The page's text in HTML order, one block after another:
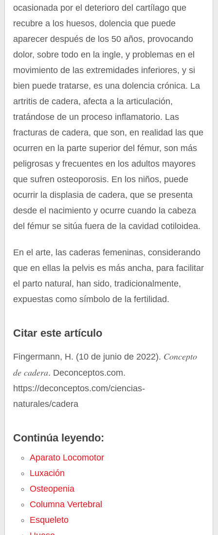
ocasionada por el deterioro del cartílago que
recubre a los huesos, dolencia que puede
aparecer después de los 50 años, provocando
dolor, sobre todo en la ingle, y problemas en el
movimiento de las extremidades inferiores, y si
bien puede tratarse, es una dolencia crónica. La
artritis de cadera, afecta a la articulación,
tratándose de un proceso inflamatorio. Las
fracturas de cadera, que son, en realidad las que
ocurren en la parte superior del fémur, son más
peligrosas y frecuentes en los adultos mayores
que sufren osteoporosis. En los niños, puede
ocurrir la displasia de cadera, que se presenta
desde el nacimiento y ocurre cuando la cabeza
del fémur se sitúa fuera de la cavidad cotiloidea.
En el arte, las caderas femeninas, considerando
que en ellas la pelvis es más ancha, para facilitar
el parto natural, han sido, tradicionalmente,
expuestas como símbolo de la fertilidad.
Citar este artículo
Fingermann, H. (10 de junio de 2022). Concepto
de cadera. Deconceptos.com.
https://deconceptos.com/ciencias-
naturales/cadera
Continúa leyendo:
Aparato Locomotor
Luxación
Osteopenia
Columna Vertebral
Esqueleto